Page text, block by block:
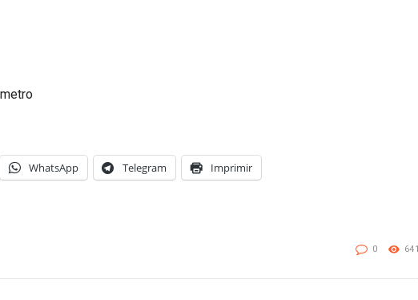
WhatsApp Telegram Imprimir
0 641